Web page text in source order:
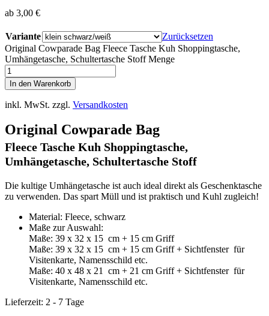
ab 3,00 €
Variante
Zurücksetzen
Original Cowparade Bag Fleece Tasche Kuh Shoppingtasche,
Umhängetasche, Schultertasche Stoff Menge
In den Warenkorb
inkl. MwSt. zzgl. Versandkosten
Original Cowparade Bag
Fleece Tasche Kuh Shoppingtasche,
Umhängetasche, Schultertasche Stoff
Die kultige Umhängetasche ist auch ideal direkt als Geschenktasche
zu verwenden. Das spart Müll und ist praktisch und Kuhl zugleich!
Material: Fleece, schwarz
Maße zur Auswahl:
Maße: 39 x 32 x 15 cm + 15 cm Griff
Maße: 39 x 32 x 15 cm + 15 cm Griff + Sichtfenster für
Visitenkarte, Namensschild etc.
Maße: 40 x 48 x 21 cm + 21 cm Griff + Sichtfenster für
Visitenkarte, Namensschild etc.
Lieferzeit: 2 - 7 Tage